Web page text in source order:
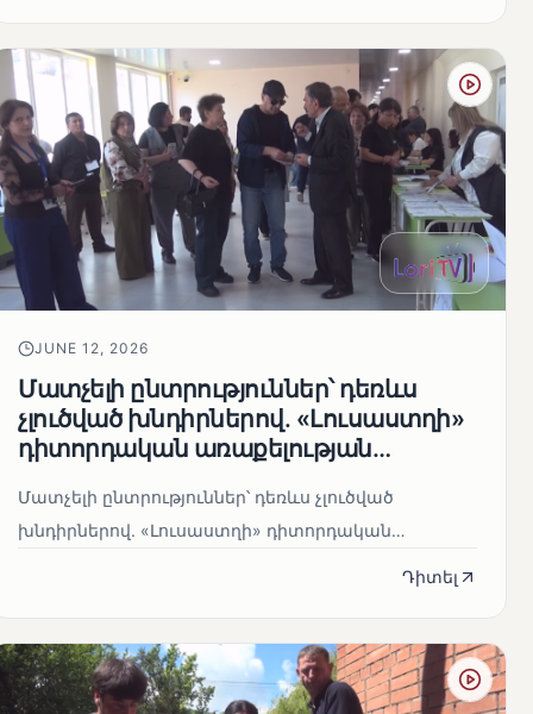
JUNE 12, 2026
Մատչելի ընտրություններ՝ դեռևս
չլուծված խնդիրներով. «Լուսաստղի»
դիտորդական առաքելության
Մատչելի ընտրություններ՝ դեռևս չլուծված
խնդիրներով. «Լուսաստղի» դիտորդական
Դիտել